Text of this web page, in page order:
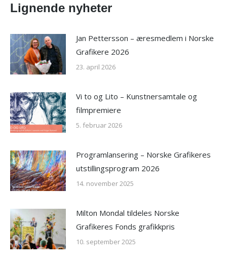
Lignende nyheter
Jan Pettersson – æresmedlem i Norske
Grafikere 2026
23. april 2026
Vi to og Lito – Kunstnersamtale og
filmpremiere
5. februar 2026
Programlansering – Norske Grafikeres
utstillingsprogram 2026
14. november 2025
Milton Mondal tildeles Norske
Grafikeres Fonds grafikkpris
10. september 2025